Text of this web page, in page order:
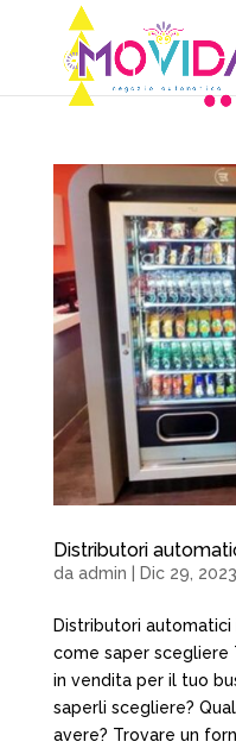
Distributori
da admin Dic 29, 2023
Distributori
come saper scegliere
in vendita per il tuo
saperli scegliere?
avere? Trovare un